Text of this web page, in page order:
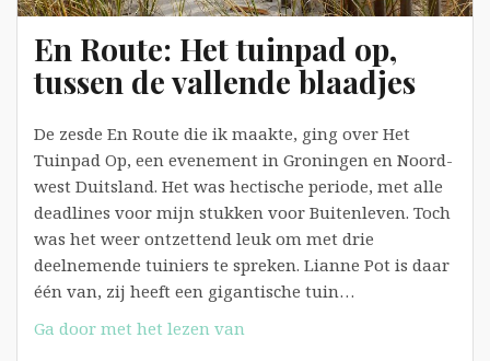
En Route: Het tuinpad op,
tussen de vallende blaadjes
De zesde En Route die ik maakte, ging over Het
Tuinpad Op, een evenement in Groningen en Noord-
west Duitsland. Het was hectische periode, met alle
deadlines voor mijn stukken voor Buitenleven. Toch
was het weer ontzettend leuk om met drie
deelnemende tuiniers te spreken. Lianne Pot is daar
één van, zij heeft een gigantische tuin…
Ga door met het lezen van